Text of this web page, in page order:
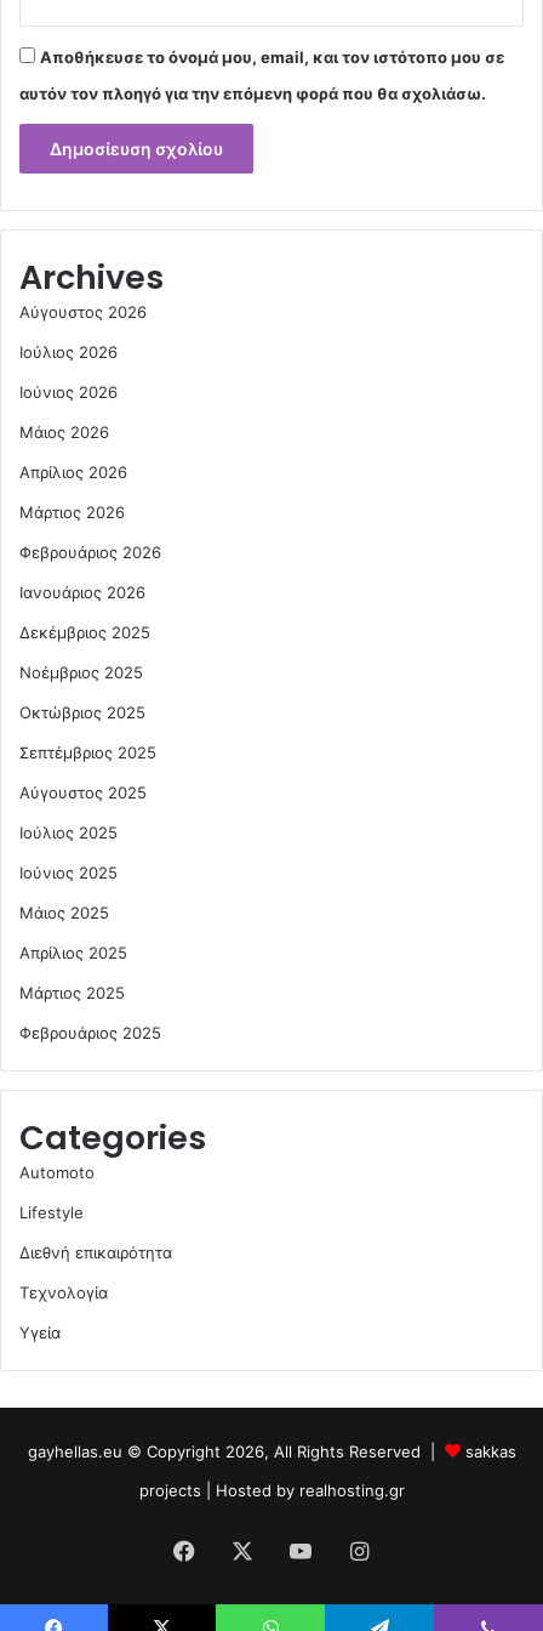
Αποθήκευσε το όνομά μου, email, και τον ιστότοπο μου σε
αυτόν τον πλοηγό για την επόμενη φορά που θα σχολιάσω.
Archives
Αύγουστος 2026
Ιούλιος 2026
Ιούνιος 2026
Μάιος 2026
Απρίλιος 2026
Μάρτιος 2026
Φεβρουάριος 2026
Ιανουάριος 2026
Δεκέμβριος 2025
Νοέμβριος 2025
Οκτώβριος 2025
Σεπτέμβριος 2025
Αύγουστος 2025
Ιούλιος 2025
Ιούνιος 2025
Μάιος 2025
Απρίλιος 2025
Μάρτιος 2025
Φεβρουάριος 2025
Categories
Automoto
Lifestyle
Διεθνή επικαιρότητα
Τεχνολογία
Υγεία
gayhellas.eu © Copyright 2026, All Rights Reserved |
sakkas
projects | Hosted by realhosting.gr
Facebook YouTubeInstagram